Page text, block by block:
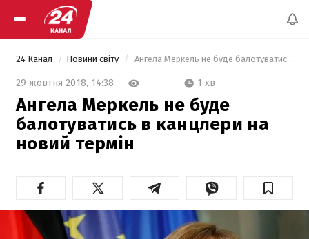
24 Канал Новини світу Ангела Меркель не буде балотуватись в канцлери на новий термін
29 жовтня 2018, 14:38 1 хв
Ангела Меркель не буде
балотуватись в канцлери на
новий термін